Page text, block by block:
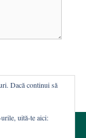
Dacă continui să
uită-te aici: